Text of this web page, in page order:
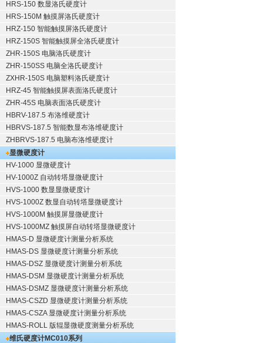
HRS-150 数显洛氏硬度计
HRS-150M 触摸屏洛氏硬度计
HRZ-150 智能触摸屏洛氏硬度计
HRZ-150S 智能触摸屏全洛氏硬度计
ZHR-150S 电脑洛氏硬度计
ZHR-150SS 电脑全洛氏硬度计
ZXHR-150S 电脑塑料洛氏硬度计
HRZ-45 智能触摸屏表面洛氏硬度计
ZHR-45S 电脑表面洛氏硬度计
HBRV-187.5 布洛维硬度计
HBRVS-187.5 智能数显布洛维硬度计
ZHBRVS-187.5 电脑布洛维硬度计
显微硬度计
HV-1000 显微硬度计
HV-1000Z 自动转塔显微硬度计
HVS-1000 数显显微硬度计
HVS-1000Z 数显自动转塔显微硬度计
HVS-1000M 触摸屏显微硬度计
HVS-1000MZ 触摸屏自动转塔显微硬度计
HMAS-D 显微硬度计测量分析系统
HMAS-DS 显微硬度计测量分析系统
HMAS-DSZ 显微硬度计测量分析系统
HMAS-DSM 显微硬度计测量分析系统
HMAS-DSMZ 显微硬度计测量分析系统
HMAS-CSZD 显微硬度计测量分析系统
HMAS-CSZA 显微硬度计测量分析系统
HMAS-ROLL 版辊显微硬度测量分析系统
维氏硬度计MC010系列